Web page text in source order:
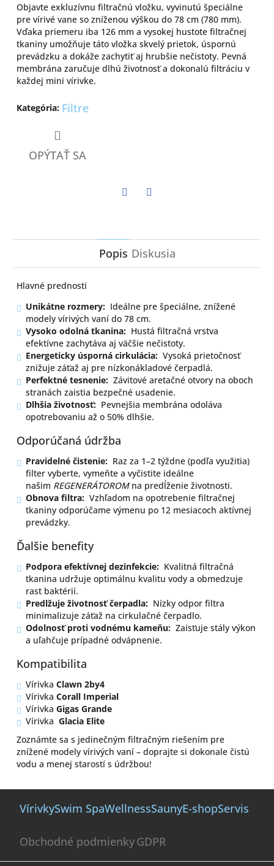
Objavte exkluzívnu filtračnú vložku, vyvinutú špeciálne
pre vírivé vane so zníženou výškou do 78 cm (780 mm).
Vďaka priemeru iba 126 mm a vysokej hustote filtračnej
tkaniny umožňuje táto vložka skvelý prietok, úspornú
prevádzku a dokáže zachytiť aj hrubšie nečistoty. Pevná
membrána zaručuje dlhú životnosť a dokonalú filtráciu v
každej mini vírivke.
Kategória: Filtre
OPÝTAŤ SA
Popis Diskusia
Hlavné prednosti
Unikátne rozmery: Ideálne pre špeciálne, znížené
modely vírivých vaní do 78 cm.
Vysoko odolná tkanina: Hustá filtračná vrstva
efektívne zachytáva aj väčšie nečistoty.
Energeticky úsporná cirkulácia: Vysoká prietočnosť
znižuje záťaž aj pre nízkonákladové čerpadlá.
Perfektné tesnenie: Závitové aretačné otvory na oboch
stranách zaistia bezpečné usadenie.
Dlhšia životnosť: Pevnejšia membrána odoláva
opotrebovaniu až o 50% dlhšie.
Odporúčaná údržba
Pravidelné čistenie: Raz za 1–2 týždne (podľa využitia)
filter vyberte, vymeňte a vyčistite ideálne
našim REGENERÁTOROM na predĺženie životnosti.
Obnova filtra: Vzhľadom na opotrebenie filtračnej
tkaniny odporúčame výmenu po 12 mesiacoch aktívnej
prevádzky.
Ďalšie benefity
Podpora efektívnej dezinfekcie: Kvalitná filtračná
tkanina udržuje optimálnu kvalitu vody a obmedzuje
rast baktérií.
Predlžuje životnosť čerpadla: Nízky odpor filtra
minimalizuje záťaž na cirkulačné čerpadlo.
Odolnosť proti vodnému kameňu: Zaisťuje stály výkon
a uľahčuje prípadné odvápnenie.
Kompatibilita
Vírivka Clawn 2by4
Vírivka Corall Imperial
Vírivka Gigas Grande
Vírivka Glacia Elite
Zoznámte sa s jedinečným filtračným riešením pre
znížené modely vírivých vaní – doprajte si dokonale čistú
vodu a menej starostí s údržbou!
VírivkySwim SpaWellnessSaunyE-shopServis
Obchodné podmienkyGDPR